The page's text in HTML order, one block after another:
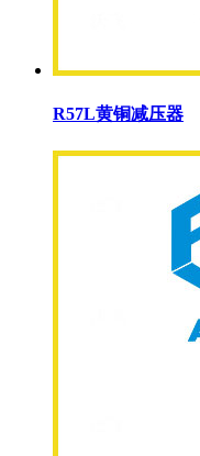
R57L黄铜减压器